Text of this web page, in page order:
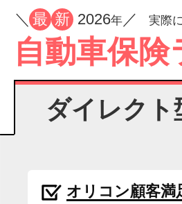
／ 最 新 2026年 ／ 実際
自動車保
ダイレクト
オリコン顧客満